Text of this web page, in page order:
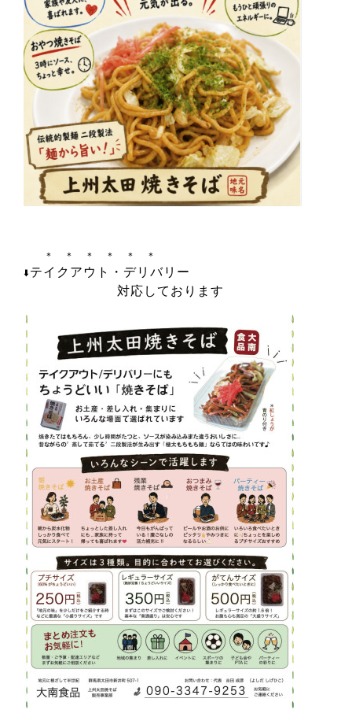
＊ ＊ ＊ ＊ ＊ ＊
⬇️ テイクアウト・デリバリー
対応しております